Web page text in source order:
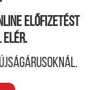
előfizetést
elér.